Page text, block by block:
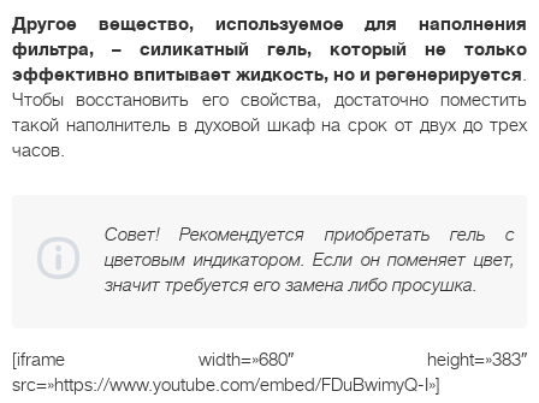
Другое вещество, используемое для наполнения
фильтра, – силикатный гель, который не только
эффективно впитывает жидкость, но и регенерируется.
Чтобы восстановить его свойства, достаточно поместить
такой наполнитель в духовой шкаф на срок от двух до трех
часов.
Совет! Рекомендуется приобретать гель с
цветовым индикатором. Если он поменяет цвет,
значит требуется его замена либо просушка.
[iframe width=»680″ height=»383″
src=»https://www.youtube.com/embed/FDuBwimyQ-I»]